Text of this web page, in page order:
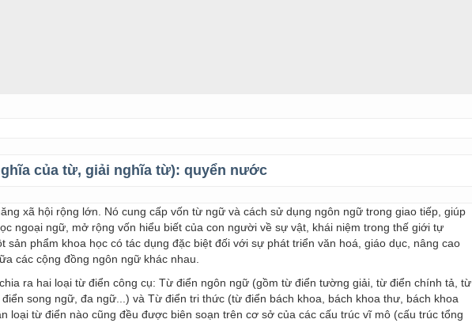
của từ, giải nghĩa từ): quyển nước
xã hội rộng lớn. Nó cung cấp vốn từ ngữ và cách sử dụng ngôn ngữ trong giao tiếp, giúp
ngoại ngữ, mở rộng vốn hiểu biết của con người về sự vật, khái niệm trong thế giới tự
sản phẩm khoa học có tác dụng đặc biệt đối với sự phát triển văn hoá, giáo dục, nâng cao
các cộng đồng ngôn ngữ khác nhau.
ra hai loại từ điển công cụ: Từ điển ngôn ngữ (gồm từ điển tường giải, từ điển chính tả, từ
song ngữ, đa ngữ...) và Từ điển tri thức (từ điển bách khoa, bách khoa thư, bách khoa
loại từ điển nào cũng đều được biên soạn trên cơ sở của các cấu trúc vĩ mô (cấu trúc tổng